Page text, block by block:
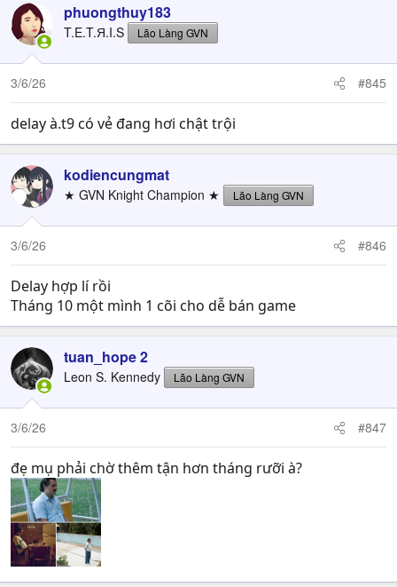
c
t
i
o
n
phuongthuy183
T.E.T.Я.I.S Lão Làng GVN
3/6/26 #845
delay à.t9 có vẻ đang hơi chật trội
kodiencungmat
★ GVN Knight Champion ★ Lão Làng GVN
3/6/26 #846
Delay hợp lí rồi
Tháng 10 một mình 1 cõi cho dễ bán game
tuan_hope 2
Leon S. Kennedy Lão Làng GVN
3/6/26 #847
đẹ mụ phải chờ thêm tận hơn tháng rưỡi à?